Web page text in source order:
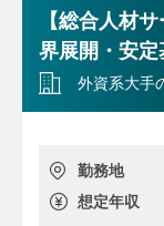
・リスクコンプ
・個別労務案件
・各部門への法
■商事法務（業務
・取締役会・株
・総務との商事
【総合人材
界展開・安定
外資系大手
勤務地
想定年収